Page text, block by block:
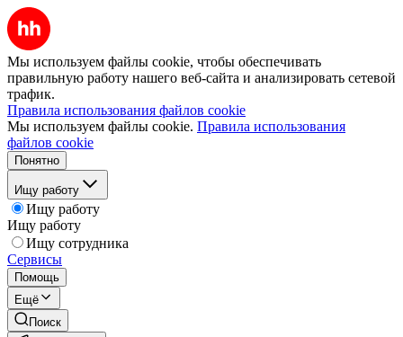
Мы используем файлы cookie, чтобы обеспечивать
правильную работу нашего веб-сайта и анализировать сетевой
трафик.
Правила использования файлов cookie
Мы используем файлы cookie. Правила использования
файлов cookie
Понятно
Ищу работу
Ищу работу
Ищу работу
Ищу сотрудника
Сервисы
Помощь
Ещё
Поиск